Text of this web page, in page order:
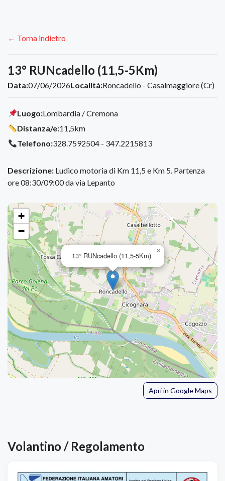
← Torna indietro
13° RUNcadello (11,5-5Km)
Data:07/06/2026Località:Roncadello - Casalmaggiore (Cr)
Luogo:Lombardia / Cremona
Distanza/e:11,5km
Telefono:328.7592504 - 347.2215813
Descrizione: Ludico motoria di Km 11,5 e Km 5. Partenza
ore 08:30/09:00 da via Lepanto
13° RUNcadello (11,5-5Km)
×
+
−
Apri in Google Maps
Volantino / Regolamento